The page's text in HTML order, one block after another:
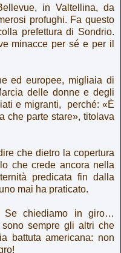
in Valtellina, da
profughi. Fa questo
prefettura di Sondrio.
minacce per sé e per il
ed europee, migliaia di
delle donne e degli
e migranti,
perché: «È
che parte stare», titolava
che dietro la copertura
che crede ancora nella
predicata fin dalla
mai ha praticato.
Se chiediamo in giro…
sempre gli altri che
battuta americana: non